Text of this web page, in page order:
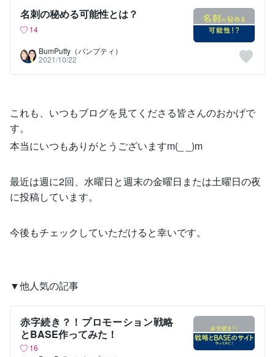
名刺の秘める可能性とは？
14
BumPutty（バンプティ）
2021/10/22
これも、いつもブログを見てくださる皆さんのおかげで
す。
本当にいつもありがとうございますm(_ _)m
最近は週に2回、水曜日と週末の金曜日または土曜日の夜
に投稿しています。
今後もチェックしていただけると幸いです。
▼他人気の記事
赤字続き？！プロモーション戦略
とBASE作ってみた！
16